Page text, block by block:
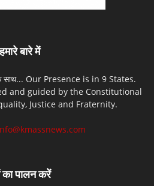
हमारे बारे में
Our Presence is in 9 States.
and guided by the Constitutional
Justice and Fraternity.
का पालन करें